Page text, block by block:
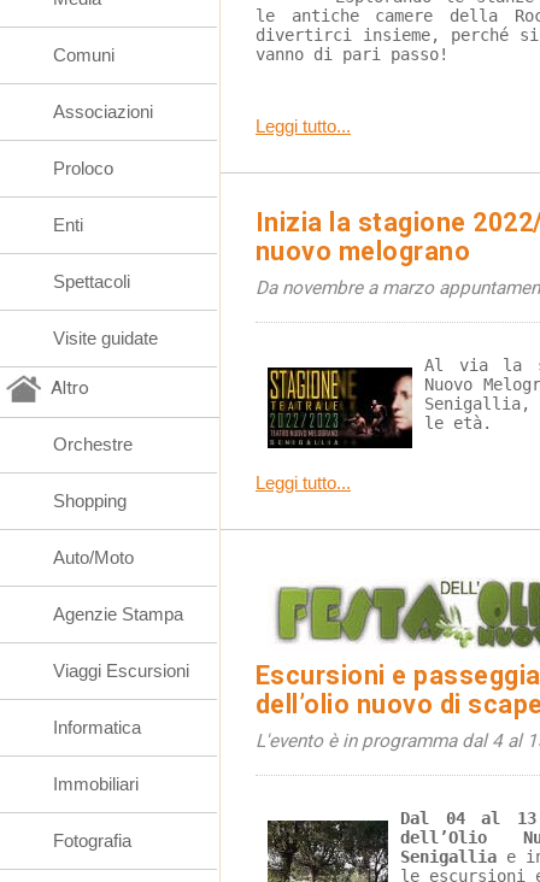
le antiche camere della
divertirci insieme, perché
vanno di pari passo!
Leggi tutto...
Inizia la stagione
nuovo melograno
Da novembre a marzo
Al via la
Nuovo
Senigallia,
le età.
Leggi tutto...
Escursioni e
dell’olio nuovo di
L'evento è in programma dal 4 al
Dal 04 al 13
dell’Olio
Senigallia e
le escursioni
Comuni
Associazioni
Proloco
Enti
Spettacoli
Visite guidate
Altro
Orchestre
Shopping
Auto/Moto
Agenzie Stampa
Viaggi Escursioni
Informatica
Immobiliari
Fotografia